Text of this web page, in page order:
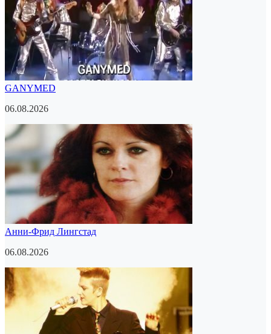
GANYMED
06.08.2026
Анни-Фрид Лингстад
06.08.2026